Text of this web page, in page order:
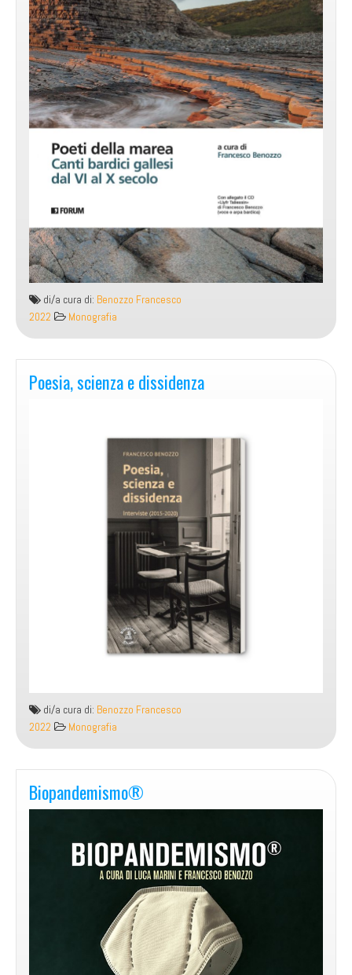
di/a cura di: Benozzo Francesco
2022
Monografia
Poesia, scienza e dissidenza
di/a cura di: Benozzo Francesco
2022
Monografia
Biopandemismo®